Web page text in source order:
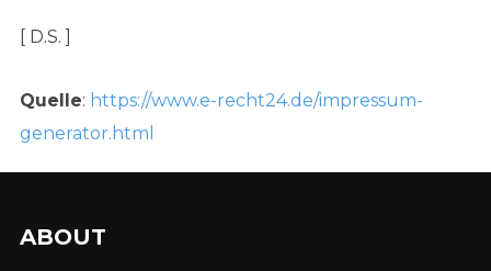
[ D.S. ]
Quelle: https://www.e-recht24.de/impressum-
generator.html
ABOUT